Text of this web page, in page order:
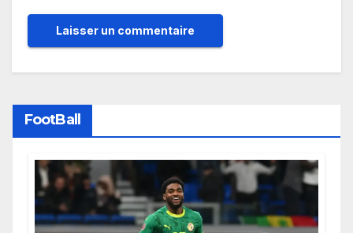
FootBall